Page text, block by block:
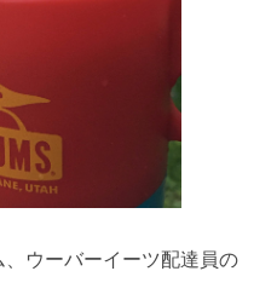
ウーバーイーツ配達員の